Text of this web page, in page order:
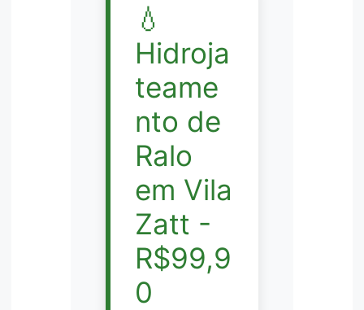
💧
Hidroja
teame
nto de
Ralo
em Vila
Zatt -
R$99,9
0